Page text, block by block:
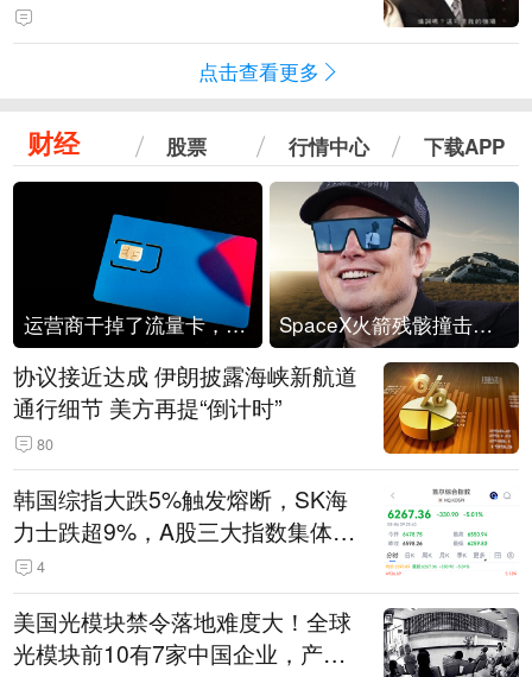
点击查看更多
财经 股票 行情中心 下载APP
运营商干掉了流量卡，他们真的玩不起了 SpaceX火箭残骸撞击月球
协议接近达成 伊朗披露海峡新航道
通行细节 美方再提“倒计时”
80
韩国综指大跌5%触发熔断，SK海
力士跌超9%，A股三大指数集体低
开 4
美国光模块禁令落地难度大！全球
光模块前10有7家中国企业，产业